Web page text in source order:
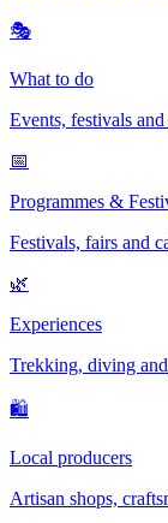
🎭
What to do
Events, festivals
📅
Programmes &
Festivals, fairs and
🌿
Experiences
Trekking, diving
🛍
Local producers
Artisan shops,